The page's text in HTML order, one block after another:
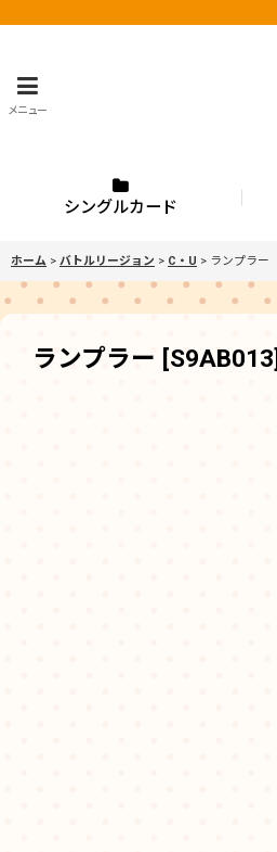
メニュー
シングルカード
ホーム > バトルリージョン > C・U > ランプラー
ランプラー [S9AB013]